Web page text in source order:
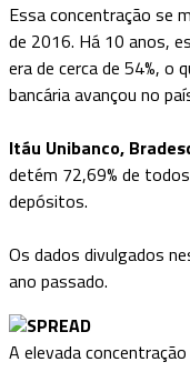
Essa concentração se
de 2016. Há 10 anos,
era de cerca de 54%, o
bancária avançou no
Itáu Unibanco,
detém 72,69% de
depósitos.
Os dados divulgados
ano passado.
SPREAD
A elevada